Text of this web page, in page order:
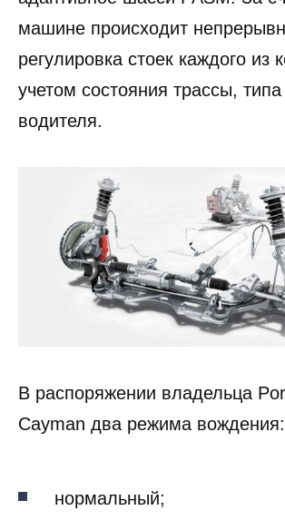
машине происходит
регулировка стоек каждого из
учетом состояния трассы,
водителя.
В распоряжении владельца
Cayman два режима вождения:
нормальный;